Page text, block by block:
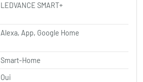
LEDVANCE SMART+
Alexa, App, Google Home
Smart-Home
Oui